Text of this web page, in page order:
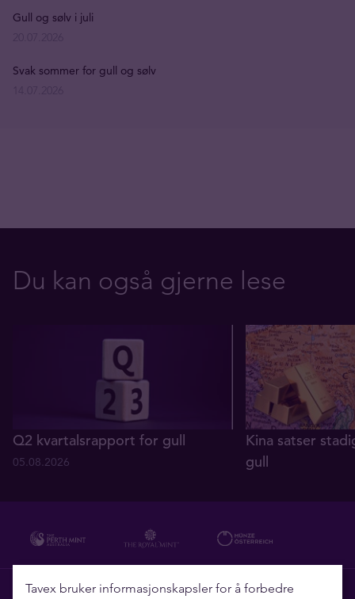
Gull og sølv i juli
Svak sommer for gull og sølv
Du kan også gjerne lese
Q2 kvartalsrapport for gull
05.08.2026
Kina satser
gull
Hvorfor Tavex?
Tavex bruker informasjonskapsler for å forbedre